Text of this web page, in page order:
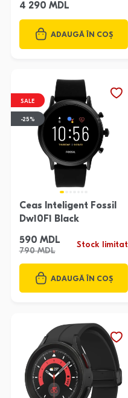
4 290 MDL
ADAUGĂ ÎN COȘ
SALE
-25%
Ceas Inteligent Fossil
Dw10F1 Black
590 MDL
790 MDL
Stock limitat
ADAUGĂ ÎN COȘ